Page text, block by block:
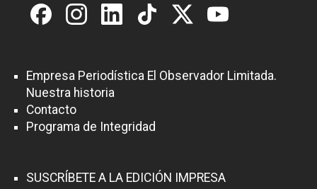
Empresa Periodística El Observador Limitada.
Nuestra historia
Contacto
Programa de Integridad
SUSCRÍBETE A LA EDICIÓN IMPRESA